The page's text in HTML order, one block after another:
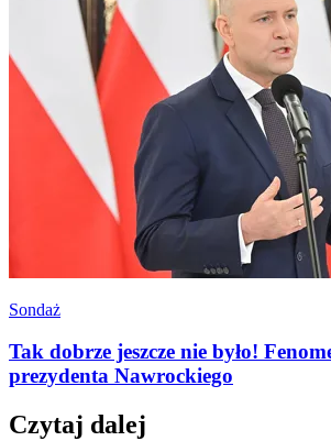
Sondaż
Tak dobrze jeszcze nie było!
prezydenta Nawrockiego
Czytaj dalej